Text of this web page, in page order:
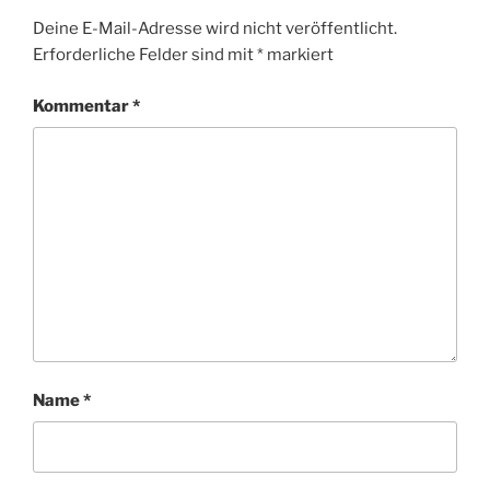
Deine E-Mail-Adresse wird nicht veröffentlicht.
Erforderliche Felder sind mit* markiert
Kommentar*
Name*